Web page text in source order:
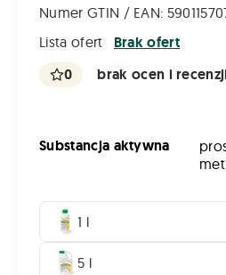
Numer GTIN / EAN:
Lista ofert
Brak ofert
0 brak ocen i recenzji
Substancja aktywna
1 l
5 l